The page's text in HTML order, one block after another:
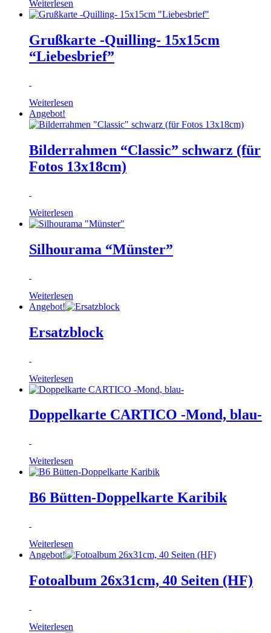
Weiterlesen
Grußkarte -Quilling- 15x15cm
“Liebesbrief”
Weiterlesen
Angebot!
Bilderrahmen “Classic” schwarz (für
Fotos 13x18cm)
Weiterlesen
Silhourama “Münster”
Weiterlesen
Angebot!
Ersatzblock
Weiterlesen
Doppelkarte CARTICO -Mond, blau-
Weiterlesen
B6 Bütten-Doppelkarte Karibik
Weiterlesen
Angebot!
Fotoalbum 26x31cm, 40 Seiten (HF)
Weiterlesen